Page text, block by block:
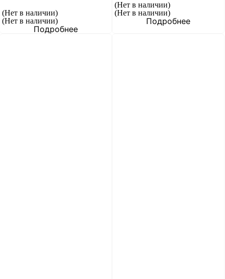
(Нет в наличии)
(Нет в наличии)
Подробнее
(Нет в наличии)
(Нет в наличии)
Подробнее